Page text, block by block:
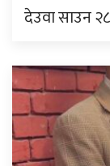
देउवा साउन